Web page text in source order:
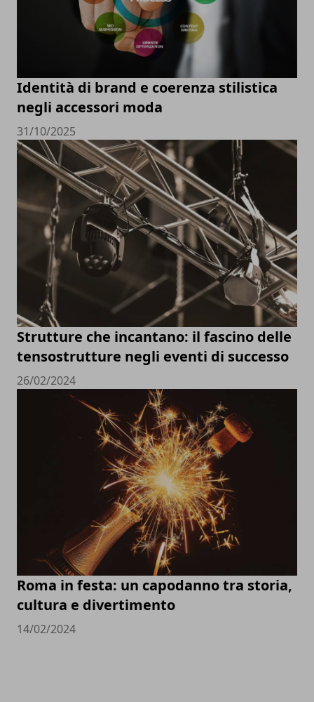
Identità di brand e coerenza stilistica
negli accessori moda
31/10/2025
Strutture che incantano: il fascino delle
tensostrutture negli eventi di successo
26/02/2024
Roma in festa: un capodanno tra storia,
cultura e divertimento
14/02/2024